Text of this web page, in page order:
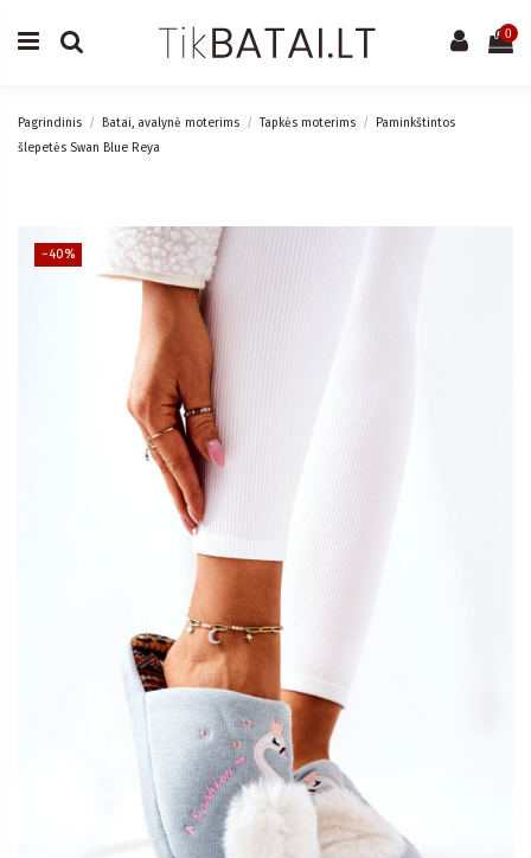
0
Pagrindinis Batai, avalynė moterims Tapkės moterims
Paminkštintos
šlepetės Swan Blue Reya
−40%